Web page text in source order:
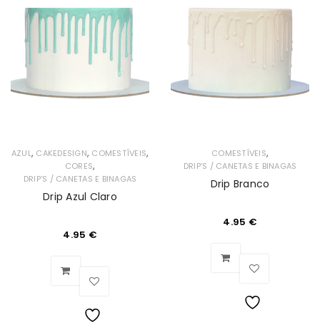
de
Desejos
de
Desejos
AZUL, CAKEDESIGN, COMESTÍVEIS,
CORES,
DRIP’S / CANETAS E BINAGAS
Drip Azul Claro
4.95 €
COMESTÍVEIS,
DRIP’S / CANETAS E BINAGAS
Drip Branco
4.95 €